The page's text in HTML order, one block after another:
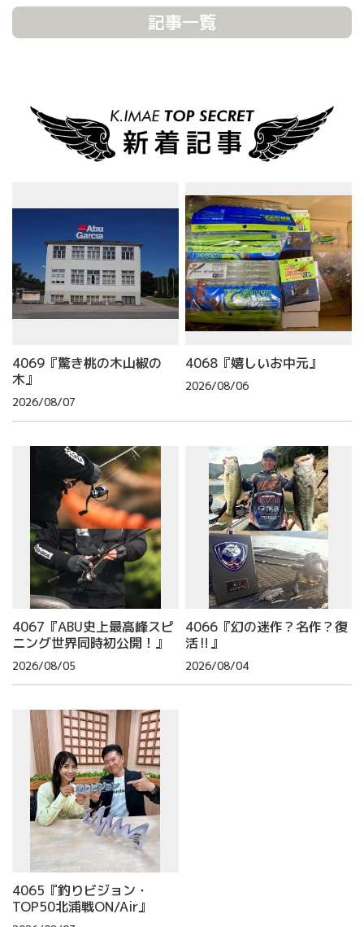
記事一覧
4069『驚き桃の木山椒の
木』
2026/08/07
4068『嬉しいお中元』
2026/08/06
4067『ABU史上最高峰スピ
ニング世界同時初公開！』
2026/08/05
4066『幻の迷作？名作？復
活‼』
2026/08/04
4065『釣りビジョン・
TOP50北浦戦ON/Air』